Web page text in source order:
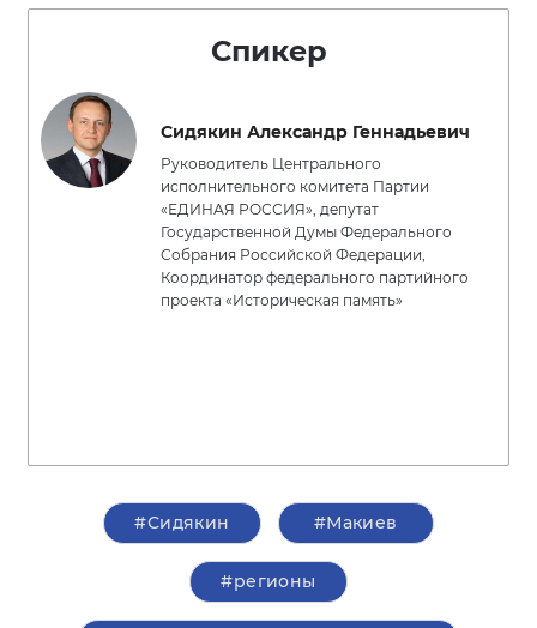
Спикер
Сидякин Александр Геннадьевич
Руководитель Центрального
исполнительного комитета Партии
«ЕДИНАЯ РОССИЯ», депутат
Государственной Думы Федерального
Собрания Российской Федерации,
Координатор федерального партийного
проекта «Историческая память»
#Сидякин #Макиев
#регионы